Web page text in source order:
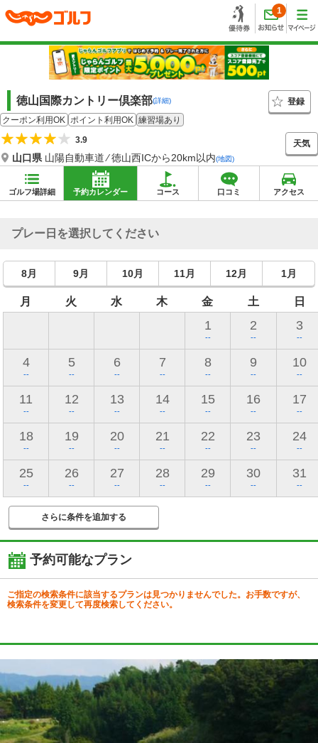
1
徳山国際カントリー倶楽部(詳細)
登録
クーポン利用OK ポイント利用OK 練習場あり
3.9
山口県 山陽自動車道 ⁄ 徳山西ICから20km以内(地図)
天気
ゴルフ場詳細 予約カレンダー コース 口コミ アクセス
プレー日を選択してください
8月 9月 10月 11月 12月 1月
月 火 水 木 金 土 日
1
--
2
--
3
--
4
--
5
--
6
--
7
--
8
--
9
--
10
--
11
--
12
--
13
--
14
--
15
--
16
--
17
--
18
--
19
--
20
--
21
--
22
--
23
--
24
--
25
--
26
--
27
--
28
--
29
--
30
--
31
--
さらに条件を追加する
予約可能なプラン
ご指定の検索条件に該当するプランは見つかりませんでした。お手数ですが、
検索条件を変更して再度検索してください。